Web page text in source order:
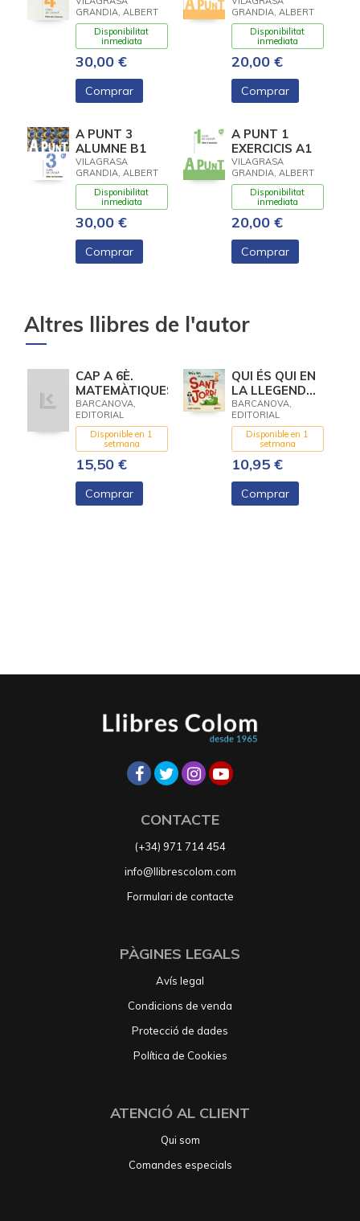
GRANDIA, ALBERT
Disponibilitat
inmediata
30,00 €
Comprar
GRANDIA, ALBERT
Disponibilitat
inmediata
20,00 €
Comprar
A PUNT 3
ALUMNE B1
VILAGRASA
GRANDIA, ALBERT
Disponibilitat
inmediata
30,00 €
Comprar
A PUNT 1
EXERCICIS A1
VILAGRASA
GRANDIA, ALBERT
Disponibilitat
inmediata
20,00 €
Comprar
Altres llibres de l'autor
CAP A 6È.
MATEMÀTIQUES
BARCANOVA,
EDITORIAL
Disponible en 1
setmana
15,50 €
Comprar
QUI ÉS QUI EN
LA LLEGENDA
DE SANT JORDI
BARCANOVA,
EDITORIAL
Disponible en 1
setmana
10,95 €
Comprar
CONTACTE
(+34) 971 714 454
info@llibrescolom.com
Formulari de contacte
PÀGINES LEGALS
Avís legal
Condicions de venda
Protecció de dades
Política de Cookies
ATENCIÓ AL CLIENT
Qui som
Comandes especials